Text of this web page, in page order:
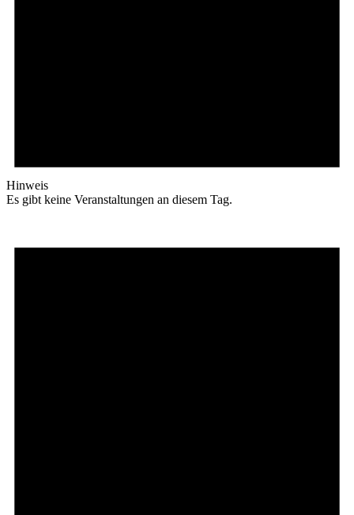
Hinweis
Es gibt keine Veranstaltungen an diesem Tag.